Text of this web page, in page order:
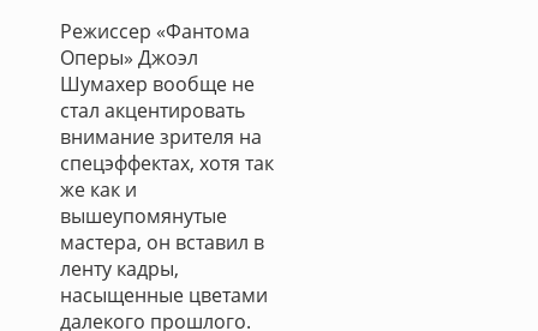
Режиссер «Фантома
Оперы» Джоэл
Шумахер вообще не
стал акцентировать
внимание зрителя на
спецэффектах, хотя так
же как и
вышеупомянутые
мастера, он вставил в
ленту кадры,
насыщенные цветами
далекого прошлого.